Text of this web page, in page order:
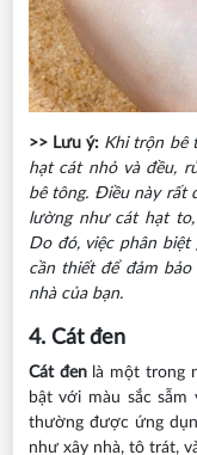
>> Lưu ý: Khi trộn bê
hạt cát nhỏ và đều,
bê tông. Điều này rất
lường như cát hạt
Do đó, việc phân
cần thiết để đảm
nhà của bạn.
4. Cát đen
Cát đenlà một trong
bật với màu sắc
thường được ứng
như xây nhà, tô trát,